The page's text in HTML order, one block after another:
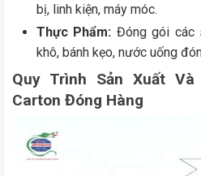
bị, linh kiện, máy móc.
Thực Phẩm: Đóng gói các
khô, bánh kẹo, nước uống
Quy Trình Sản Xuất
Carton Đóng Hàng